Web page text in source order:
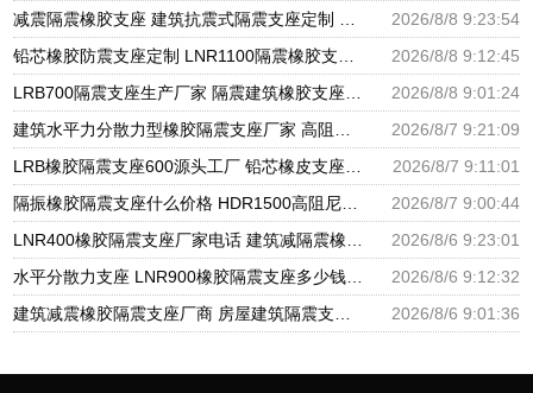
减震隔震橡胶支座 建筑抗震式隔震支座定制 减震隔震橡胶支座多少钱
2026/8/8 9:23:54
铅芯橡胶防震支座定制 LNR1100隔震橡胶支座生产厂家 LRB橡胶隔震支座源头工厂
2026/8/8 9:12:45
LRB700隔震支座生产厂家 隔震建筑橡胶支座多少钱 建筑橡胶隔震减震支座生产厂家
2026/8/8 9:01:24
建筑水平力分散力型橡胶隔震支座厂家 高阻尼减隔震橡胶支座 LRB300橡胶隔震支座厂家电话
2026/8/7 9:21:09
LRB橡胶隔震支座600源头工厂 铅芯橡皮支座生产厂家 建筑橡胶抗震支座厂商生产厂家
2026/8/7 9:11:01
隔振橡胶隔震支座什么价格 HDR1500高阻尼支座厂家 LNR水平分散形隔震支座源头工厂
2026/8/7 9:00:44
LNR400橡胶隔震支座厂家电话 建筑减隔震橡胶支座什么价格 天然橡胶隔震支座LNR900源头工厂
2026/8/6 9:23:01
水平分散力支座 LNR900橡胶隔震支座多少钱 建筑橡胶抗震支座厂家
2026/8/6 9:12:32
建筑减震橡胶隔震支座厂商 房屋建筑隔震支座什么价格 房屋建筑抗震橡胶隔震支座
2026/8/6 9:01:36